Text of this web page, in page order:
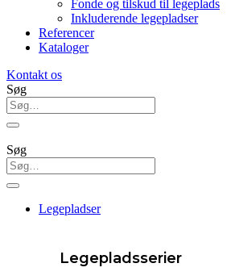
Fonde og tilskud til legeplads
Inkluderende legepladser
Referencer
Kataloger
Kontakt os
Søg
Søg
Legepladser
Legepladsserier